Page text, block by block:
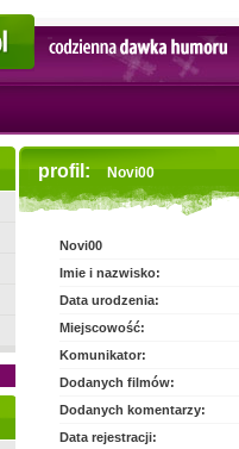
Codzienna dawka humoru
profil: Novi00
Novi00
Imie i nazwisko:
Data urodzenia:
Miejscowość:
Komunikator:
Dodanych filmów:
Dodanych komentarzy:
Data rejestracji: